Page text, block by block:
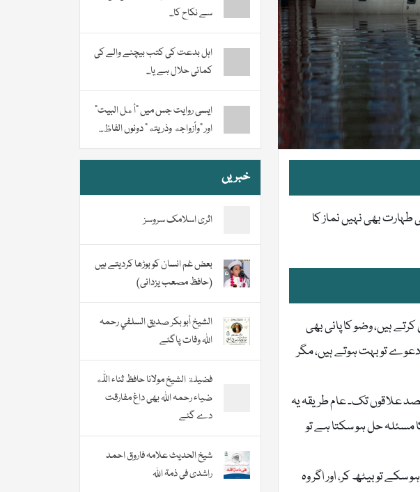
بھی نہیں نماز کا
ہیں، وضو کا پانی بھی
جا رہے ہیں، دعوے تو بہت ہوتے ہیں، مگر
پانی فراہم کرتی ہیں، لیکن وہ بھی ہر جگہ نہیں پہنچ پاتیں، زیادہ سے زیادہ 50 سے 70 فیصد علاقوں تک۔ عام طریقہ یہ
مسئلہ حل ہو سکتا ہے تو
تو بیٹھ کر، اور اگر وہ
سے نکاح کا...
اہل بدعت کی کتب بیچنے والے کی
کمائی حلال ہے یا...
ایسی روایت جس میں “أهل البيت”
اور “وأزواجه وذريته” دونوں الفاظ...
خبریں
اثری اسلامک سروسز
بعض غم انسان کو بوڑھا کردیتے ہیں
(حافظ مصعب یزدانی)
الشيخ أبو بكر صديق السلفي رحمہ
اللہ وفات پاگئے
فضیلة الشيخ مولانا حافظ ثناء اللّٰه
ضیاء رحمہ اللہ بھی داغ مفارقت
دے گئے
شیخ الحدیث علامہ فاروق احمد
راشدی فی ذمۃ اللہ